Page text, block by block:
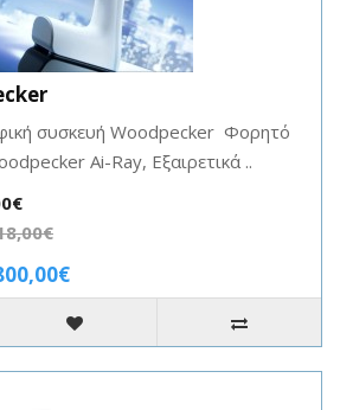
συσκευή Woodpecker Φορητό
Ai-Ray, Εξαιρετικά ..